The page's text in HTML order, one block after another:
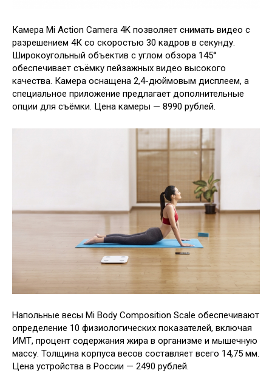
Камера Mi Action Camera 4K позволяет снимать видео с
разрешением 4К со скоростью 30 кадров в секунду.
Широкоугольный объектив с углом обзора 145°
обеспечивает съёмку пейзажных видео высокого
качества. Камера оснащена 2,4-дюймовым дисплеем, а
специальное приложение предлагает дополнительные
опции для съёмки. Цена камеры — 8990 рублей.
Напольные весы Mi Body Composition Scale обеспечивают
определение 10 физиологических показателей, включая
ИМТ, процент содержания жира в организме и мышечную
массу. Толщина корпуса весов составляет всего 14,75 мм.
Цена устройства в России — 2490 рублей.